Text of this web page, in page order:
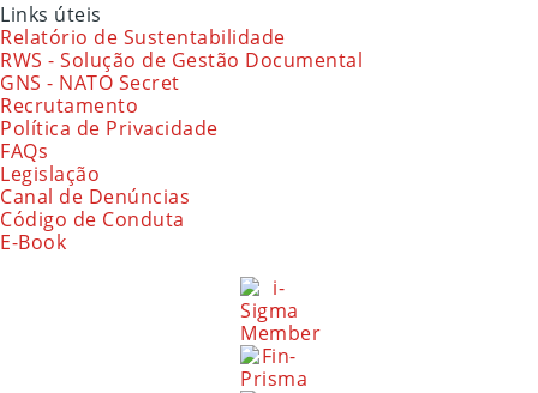
Links úteis
Relatório de Sustentabilidade
RWS - Solução de Gestão Documental
GNS - NATO Secret
Recrutamento
Política de Privacidade
FAQs
Legislação
Canal de Denúncias
Código de Conduta
E-Book